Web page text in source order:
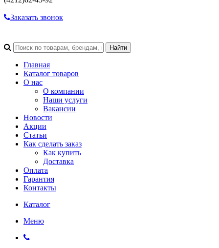
Заказать звонок
Главная
Каталог товаров
О нас
О компании
Наши услуги
Вакансии
Новости
Акции
Статьи
Как сделать заказ
Как купить
Доставка
Оплата
Гарантия
Контакты
Каталог
Меню